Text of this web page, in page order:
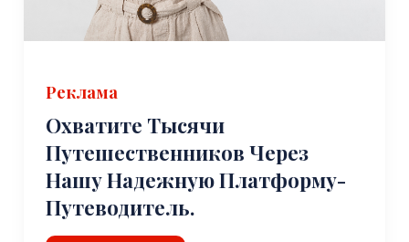
Реклама
Охватите Тысячи
Путешественников Через
Нашу Надежную Платформу-
Путеводитель.